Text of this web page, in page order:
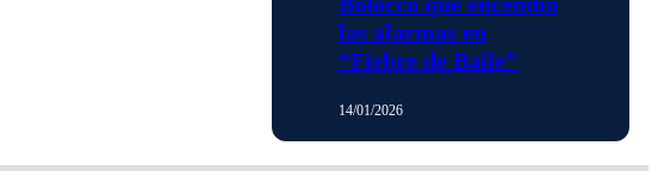
las alarmas en
“Fiebre de Baile”
14/01/2026